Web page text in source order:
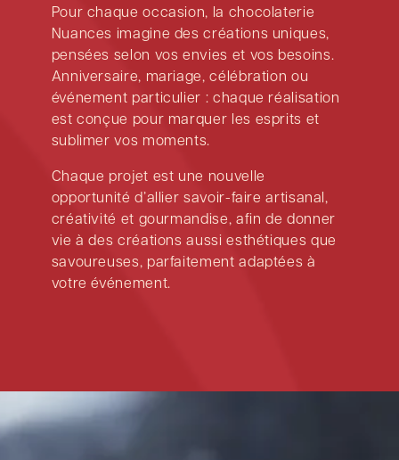
Pour chaque occasion, la chocolaterie
Nuances imagine des créations uniques,
pensées selon vos envies et vos besoins.
Anniversaire, mariage, célébration ou
événement particulier : chaque réalisation
est conçue pour marquer les esprits et
sublimer vos moments.
Chaque projet est une nouvelle
opportunité d’allier savoir-faire artisanal,
créativité et gourmandise, afin de donner
vie à des créations aussi esthétiques que
savoureuses, parfaitement adaptées à
votre événement.